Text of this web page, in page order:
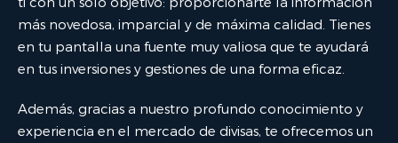
más novedosa, imparcial y de máxima calidad. Tienes
en tu pantalla una fuente muy valiosa que te ayudará
en tus inversiones y gestiones de una forma eficaz.
Además, gracias a nuestro profundo conocimiento y
experiencia en el mercado de divisas, te ofrecemos un